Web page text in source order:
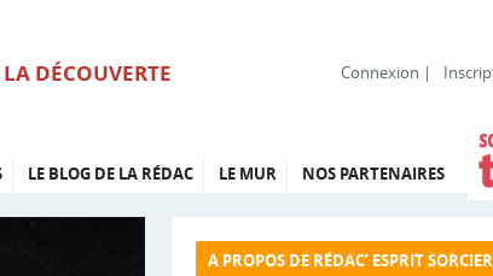
DÉCOUVERTE Connexion |
LE BLOG DE LA RÉDAC LE MUR NOS PARTENAIRES
A PROPOS DE RÉDAC’ ESPRIT SORCIER